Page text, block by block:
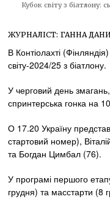
Кубок світу з біатлону:
ЖУРНАЛІСТ: ГАННА
В Контіолахті
світу-2024/25 з біатлону.
У черговий день
спринтерська гонка на
О 17.20 Україну
стартовий номер),
та Богдан Цимбал (76).
У програмі першого
грудня) та масстарти (8